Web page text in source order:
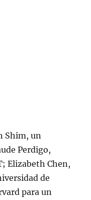
Shim, un
Perdigo,
Elizabeth Chen,
de
para un